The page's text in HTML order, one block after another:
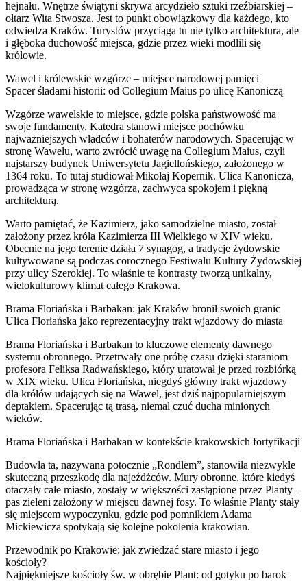
hejnału. Wnętrze świątyni skrywa arcydzieło sztuki rzeźbiarskiej –
ołtarz Wita Stwosza. Jest to punkt obowiązkowy dla każdego, kto
odwiedza Kraków. Turystów przyciąga tu nie tylko architektura, ale
i głęboka duchowość miejsca, gdzie przez wieki modlili się
królowie.
Wawel i królewskie wzgórze – miejsce narodowej pamięci
Spacer śladami historii: od Collegium Maius po ulicę Kanoniczą
Wzgórze wawelskie to miejsce, gdzie polska państwowość ma
swoje fundamenty. Katedra stanowi miejsce pochówku
najważniejszych władców i bohaterów narodowych. Spacerując w
stronę Wawelu, warto zwrócić uwagę na Collegium Maius, czyli
najstarszy budynek Uniwersytetu Jagiellońskiego, założonego w
1364 roku. To tutaj studiował Mikołaj Kopernik. Ulica Kanonicza,
prowadząca w stronę wzgórza, zachwyca spokojem i piękną
architekturą.
Warto pamiętać, że Kazimierz, jako samodzielne miasto, został
założony przez króla Kazimierza III Wielkiego w XIV wieku.
Obecnie na jego terenie działa 7 synagog, a tradycje żydowskie
kultywowane są podczas corocznego Festiwalu Kultury Żydowskiej
przy ulicy Szerokiej. To właśnie te kontrasty tworzą unikalny,
wielokulturowy klimat całego Krakowa.
Brama Floriańska i Barbakan: jak Kraków bronił swoich granic
Ulica Floriańska jako reprezentacyjny trakt wjazdowy do miasta
Brama Floriańska i Barbakan to kluczowe elementy dawnego
systemu obronnego. Przetrwały one próbę czasu dzięki staraniom
profesora Feliksa Radwańskiego, który uratował je przed rozbiórką
w XIX wieku. Ulica Floriańska, niegdyś główny trakt wjazdowy
dla królów udających się na Wawel, jest dziś najpopularniejszym
deptakiem. Spacerując tą trasą, niemal czuć ducha minionych
wieków.
Brama Floriańska i Barbakan w kontekście krakowskich fortyfikacji
Budowla ta, nazywana potocznie „Rondlem”, stanowiła niezwykle
skuteczną przeszkodę dla najeźdźców. Mury obronne, które kiedyś
otaczały całe miasto, zostały w większości zastąpione przez Planty –
pas zieleni założony w miejscu dawnej fosy. To właśnie Planty stały
się miejscem wypoczynku, gdzie pod pomnikiem Adama
Mickiewicza spotykają się kolejne pokolenia krakowian.
Przewodnik po Krakowie: jak zwiedzać stare miasto i jego
kościoły?
Najpiękniejsze kościoły św. w obrębie Plant: od gotyku po barok